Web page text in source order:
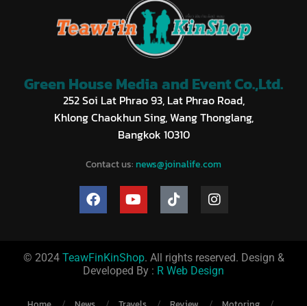
Green House Media and Event Co.,Ltd.
252 Soi Lat Phrao 93, Lat Phrao Road,
Khlong Chaokhun Sing, Wang Thonglang,
Bangkok 10310
Contact us: news@joinalife.com
© 2024 TeawFinKinShop. All rights reserved. Design &
Developed By : R Web Design